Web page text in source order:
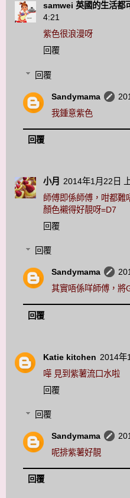
samwei 英國的生活都
4:21
紫色很浪漫呀
回覆
回覆
Sandymama
我鍾意紫色
回覆
小月
2014年1月22日
師傅即係師傅，咁都難
顏色襯得好靚呀=D7
回覆
回覆
Sandymama
其實唔係咩師傅，將
回覆
Katie kitchen 2014年
嘩 見到紫薯流口水啦
回覆
回覆
Sandymama
呢排紫薯好靚
回覆